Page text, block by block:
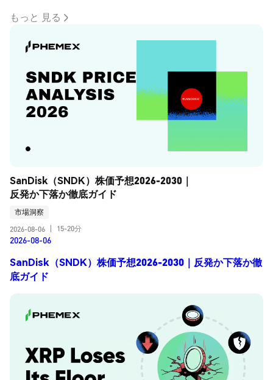
もっと 見る
SanDisk（SNDK）株価予想2026-2030｜
反発か下落か徹底ガイド
市場洞察
2026-08-06
15-20分
2026-08-06
SanDisk（SNDK）株価予想2026-2030｜反発か下落か徹
底ガイド